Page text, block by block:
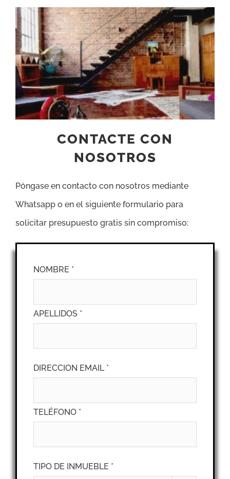
CONTACTE CON
NOSOTROS
Póngase en contacto con nosotros mediante
Whatsapp o en el siguiente formulario para
solicitar presupuesto gratis sin compromiso:
NOMBRE *
APELLIDOS *
DIRECCION EMAIL *
TELÉFONO *
TIPO DE INMUEBLE *